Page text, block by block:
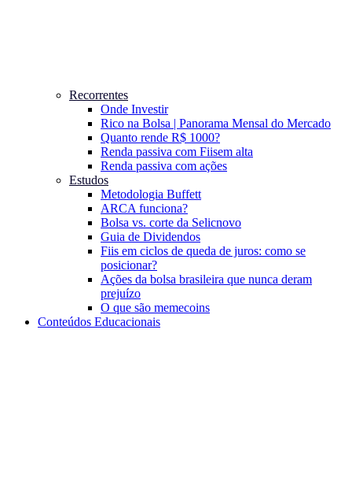
Recorrentes
Onde Investir
Rico na Bolsa | Panorama Mensal do Mercado
Quanto rende R$ 1000?
Renda passiva com Fiisem alta
Renda passiva com ações
Estudos
Metodologia Buffett
ARCA funciona?
Bolsa vs. corte da Selicnovo
Guia de Dividendos
Fiis em ciclos de queda de juros: como se
posicionar?
Ações da bolsa brasileira que nunca deram
prejuízo
O que são memecoins
Conteúdos Educacionais